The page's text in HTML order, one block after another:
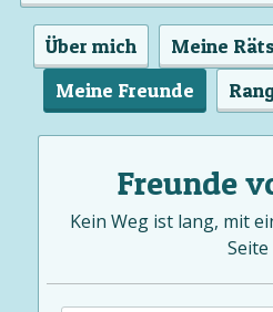
Über mich
Meine
Meine Freunde
Freunde
Kein Weg ist lang, mit
Seite